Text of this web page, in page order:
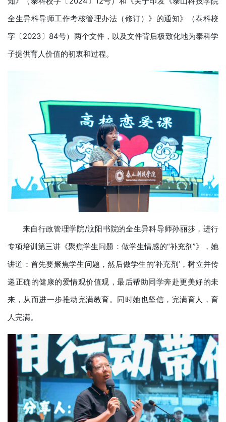
全生异科导师工作考核管理办法（修订）》的通知》（泰科校
字〔2023〕84号）两个文件，以及文件背后极致化地为泰科学
子提供育人价值的初衷和过程。
来自行政管理学院/汶阳书院的全生异科导师孙丽莎，进行
专项培训第三讲《聚焦学生问题：做学生情感的“补充剂”》，她
讲道：首先要聚焦学生问题，然后做学生的‘补充剂’，树立并传
递正确的健康的爱情观价值观，最后帮助同学奔赴更美好的未
来，从而进一步推动完满教育。同时她也坚信，完满育人，育
人完满。